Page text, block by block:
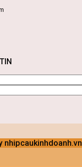
nhipcaukinhdoanh.vn